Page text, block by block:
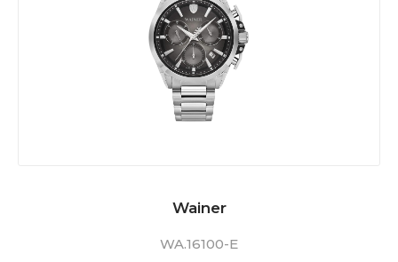
Wainer
WA.16100-E